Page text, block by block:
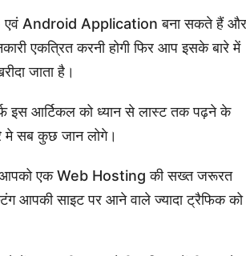
एवं Android Application बना सकते हैं और
एकत्रित करनी होगी फिर आप इसके बारे में
जाता है।
इस आर्टिकल को ध्यान से लास्ट तक पढ़ने के
मे सब कुछ जान लोगे।
एक Web Hosting की सख्त जरूरत
आपकी साइट पर आने वाले ज्यादा ट्रैफिक को